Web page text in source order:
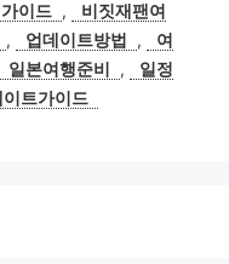
이드 ,
비짓재팬여
, 업데이트방법 ,
여
일본여행준비 ,
일정
트가이드